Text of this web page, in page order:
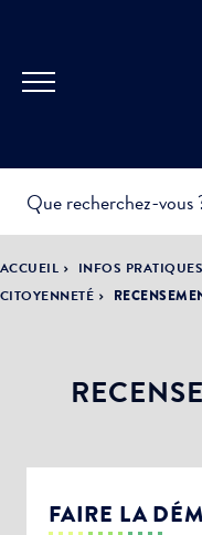
PRATIQUES
DÉMARCHES
LA VILLE
ACCUEIL INFOS
CITOYENNETÉ
FAIRE LA